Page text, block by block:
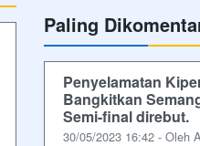
Paling
Penyelamatan
Bangkitkan
Semi-final direbut.
30/05/2023 16:42 - Oleh